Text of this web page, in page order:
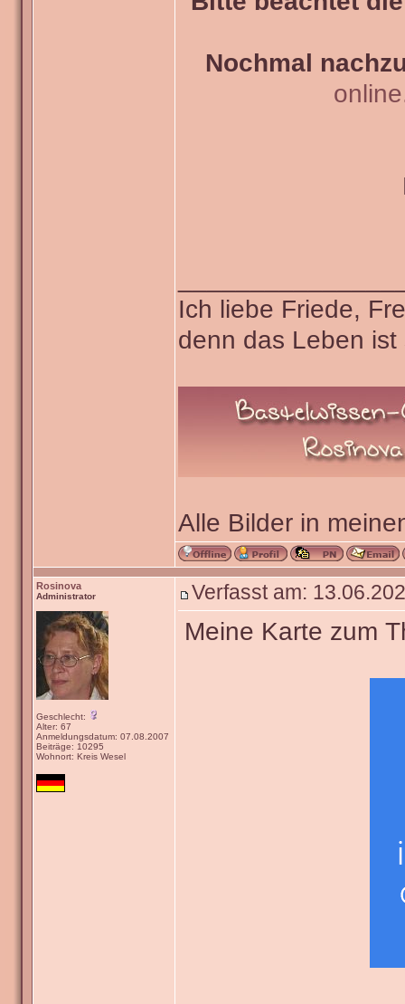
Nochmal
Ich liebe Friede,
denn das Leben
Alle Bilder in
Rosinova
Administrator
Geschlecht:
Alter: 67
Anmeldungsdatum: 07.08.2007
Beiträge: 10295
Wohnort: Kreis Wesel
Verfasst am:
Meine Karte zum